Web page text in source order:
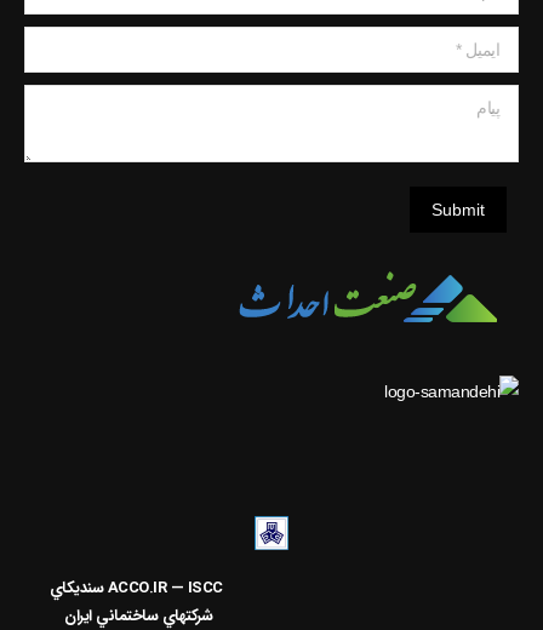
ایمیل *
Submit
ACCO.IR — ISCC
سنديکاي
شرکتهاي ساختماني ايران